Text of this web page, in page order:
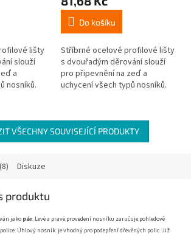
lišty
slouží
a
nosníků.
Do košíku
Stříbrné ocelové profilové lišty
s dvouřadým děrování slouží
pro připevnění na zeď a
uchycení všech typů nosníků.
VŠECHNY SOUVISEJÍCÍ PRODUKTY
Diskuze
produktu
jako pár. Levé a pravé provedení nosníku zaručuje pohledově
Úhlový nosník je vhodný pro podepření dřevěných polic. Již